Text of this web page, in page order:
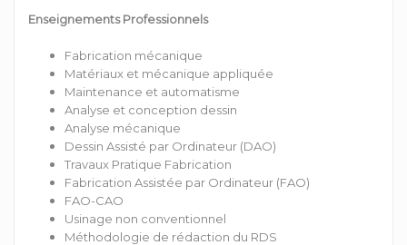
Enseignements Professionnels
Fabrication mécanique
Matériaux et mécanique appliquée
Maintenance et automatisme
Analyse et conception dessin
Analyse mécanique
Dessin Assisté par Ordinateur (DAO)
Travaux Pratique Fabrication
Fabrication Assistée par Ordinateur (FAO)
FAO-CAO
Usinage non conventionnel
Méthodologie de rédaction du RDS